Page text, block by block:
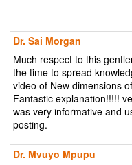
Dr. Sai Morgan
Much respect to this
the time to spread
video of New dimensions
Fantastic explanation!!!!!
was very informative and
posting.
Dr. Mvuyo Mpupu